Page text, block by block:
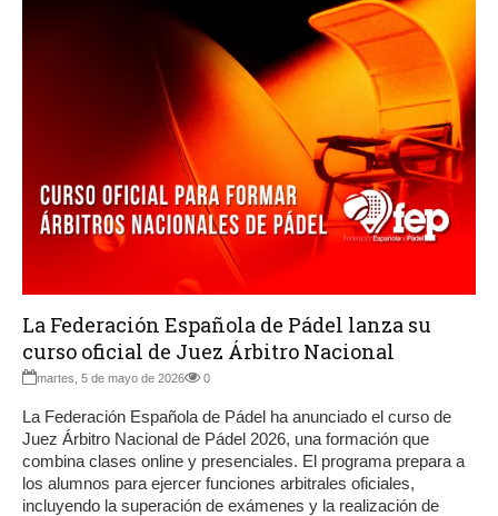
La Federación Española de Pádel lanza su
curso oficial de Juez Árbitro Nacional
martes, 5 de mayo de 2026 0
La Federación Española de Pádel ha anunciado el curso de
Juez Árbitro Nacional de Pádel 2026, una formación que
combina clases online y presenciales. El programa prepara a
los alumnos para ejercer funciones arbitrales oficiales,
incluyendo la superación de exámenes y la realización de